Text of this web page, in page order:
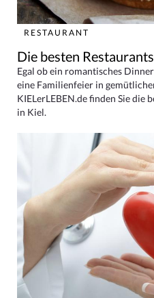
RESTAURANT
Die besten Restaurants
Egal ob ein romantisches
eine Familienfeier in
KIELerLEBEN.de finden Sie die
in Kiel.